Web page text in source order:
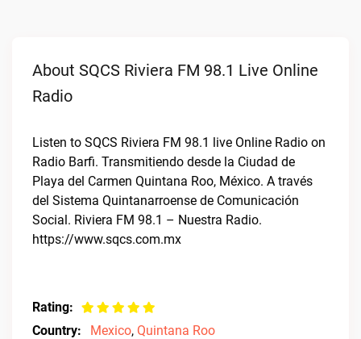
About SQCS Riviera FM 98.1 Live Online
Radio
Listen to SQCS Riviera FM 98.1 live Online Radio on
Radio Barfi. Transmitiendo desde la Ciudad de
Playa del Carmen Quintana Roo, México. A través
del Sistema Quintanarroense de Comunicación
Social. Riviera FM 98.1 – Nuestra Radio.
https://www.sqcs.com.mx
Rating:
Country:
Mexico, Quintana Roo